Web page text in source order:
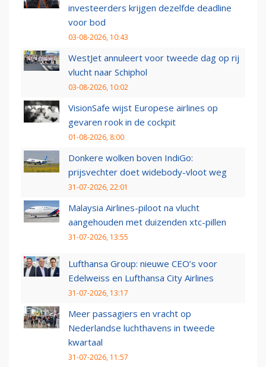
investeerders krijgen dezelfde deadline
voor bod
03-08-2026, 10:43
WestJet annuleert voor tweede dag op rij
vlucht naar Schiphol
03-08-2026, 10:02
VisionSafe wijst Europese airlines op
gevaren rook in de cockpit
01-08-2026, 8:00
Donkere wolken boven IndiGo:
prijsvechter doet widebody-vloot weg
31-07-2026, 22:01
Malaysia Airlines-piloot na vlucht
aangehouden met duizenden xtc-pillen
31-07-2026, 13:55
Lufthansa Group: nieuwe CEO’s voor
Edelweiss en Lufthansa City Airlines
31-07-2026, 13:17
Meer passagiers en vracht op
Nederlandse luchthavens in tweede
kwartaal
31-07-2026, 11:57